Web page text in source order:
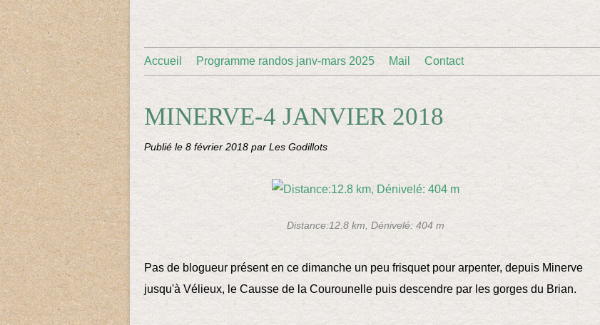
Accueil Programme randos janv-mars 2025 Mail Contact
MINERVE-4 JANVIER 2018
Publié le 8 février 2018 par Les Godillots
Distance:12.8 km, Dénivelé: 404 m
Pas de blogueur présent en ce dimanche un peu frisquet pour arpenter, depuis Minerve
jusqu'à Vélieux, le Causse de la Courounelle puis descendre par les gorges du Brian.